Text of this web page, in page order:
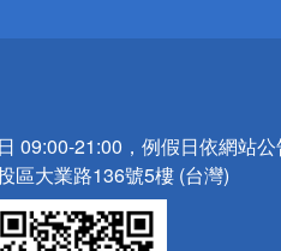
09:00-21:00，例假日依網站
區大業路136號5樓 (台灣)